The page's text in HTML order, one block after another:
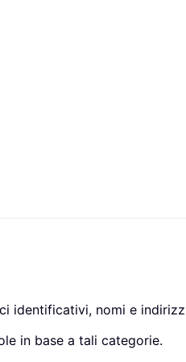
identificativi, nomi e
in base a tali categorie.